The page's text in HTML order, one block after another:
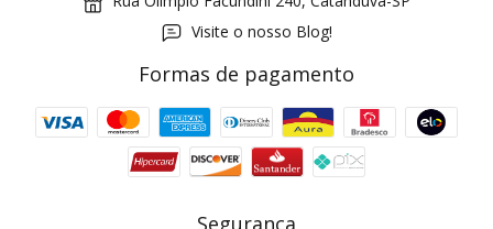
Visite o nosso Blog!
Formas de pagamento
Segurança
Cupom 1a compra: GANHE5